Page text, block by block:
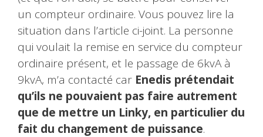
un compteur ordinaire. Vous pouvez lire la
situation dans l’article ci-joint. La personne
qui voulait la remise en service du compteur
ordinaire présent, et le passage de 6kvA à
9kvA, m’a contacté car Enedis prétendait
qu’ils ne pouvaient pas faire autrement
que de mettre un Linky, en particulier du
fait du changement de puissance.